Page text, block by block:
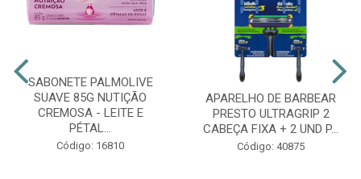
SABONETE PALMOLIVE
SUAVE 85G NUTIÇÃO
CREMOSA - LEITE E
PÉTAL...
Código: 16810
APARELHO DE BARBEAR
PRESTO ULTRAGRIP 2
CABEÇA FIXA + 2 UND P...
Código: 40875